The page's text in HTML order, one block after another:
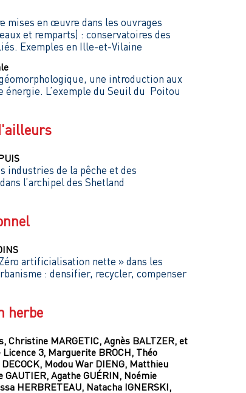
mises en œuvre dans les ouvrages
et remparts) : conservatoires des
Exemples en Ille-et-Vilaine
une introduction aux
énergie. L’exemple du Seuil du Poitou
industries de la pêche et des
l’archipel des Shetland
artificialisation nette » dans les
: densifier, recycler, compenser
herbe
, Christine MARGETIC, Agnès BALTZER, et
Licence3, Marguerite BROCH, Théo
DECOCK, Modou War DIENG, Matthieu
GAUTIER, Agathe GUÉRIN, Noémie
HERBRETEAU, Natacha IGNERSKI,